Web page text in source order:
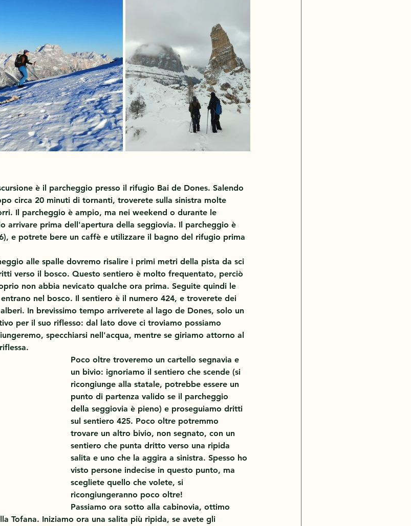
è il parcheggio presso il rifugio Bai de Dones. Salendo
circa 20 minuti di tornanti, troverete sulla sinistra molte
Il parcheggio è ampio, ma nei weekend o durante le
arrivare prima dell'apertura della seggiovia. Il parcheggio è
e potrete bere un caffè e utilizzare il bagno del rifugio prima
alle spalle dovremo risalire i primi metri della pista da sci
verso il bosco. Questo sentiero è molto frequentato, perciò
non abbia nevicato qualche ora prima. Seguite quindi le
nel bosco. Il sentiero è il numero 424, e troverete dei
In brevissimo tempo arriverete al lago de Dones, solo un
per il suo riflesso: dal lato dove ci troviamo possiamo
specchiarsi nell'acqua, mentre se giriamo attorno al
Poco oltre troveremo un cartello segnavia e
un bivio: ignoriamo il sentiero che scende (si
ricongiunge alla statale, potrebbe essere un
punto di partenza valido se il parcheggio
della seggiovia è pieno) e proseguiamo dritti
sul sentiero 425. Poco oltre potremmo
trovare un altro bivio, non segnato, con un
sentiero che punta dritto verso una ripida
salita e uno che la aggira a sinistra. Spesso ho
visto persone indecise in questo punto, ma
scegliete quello che volete, si
ricongiungeranno poco oltre!
Passiamo ora sotto alla cabinovia, ottimo
Tofana. Iniziamo ora una salita più ripida, se avete gli